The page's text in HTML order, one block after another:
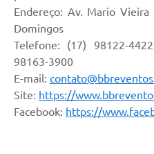
Endereço: Av. Mario
Domingos
Telefone: (17) 98122-
98163-3900
E-mail:
Site: https://
Facebook: https://